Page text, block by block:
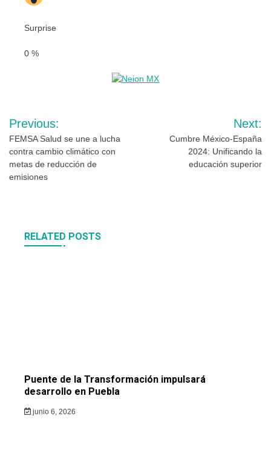
Surprise
0 %
Navegación
de
entradas
Previous:
FEMSA Salud se une a lucha
contra cambio climático con
metas de reducción de
emisiones
Next:
Cumbre México-España
2024: Unificando la
educación superior
RELATED POSTS
Puente de la Transformación impulsará
desarrollo en Puebla
junio 6, 2026